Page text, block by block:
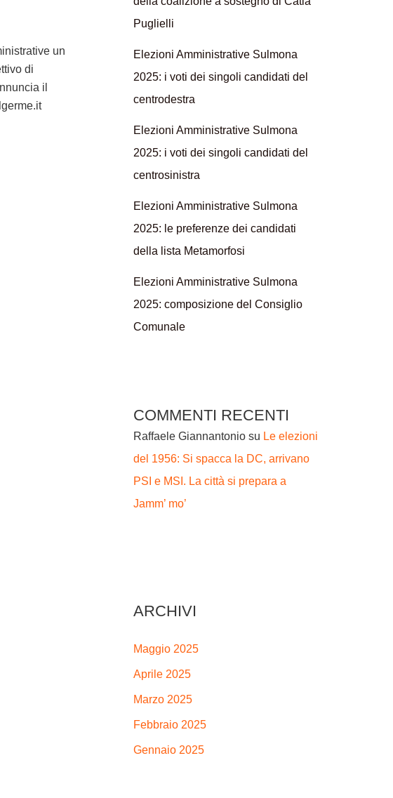
un
di
il
Puglielli
Elezioni Amministrative Sulmona
2025: i voti dei singoli candidati del
centrodestra
Elezioni Amministrative Sulmona
2025: i voti dei singoli candidati del
centrosinistra
Elezioni Amministrative Sulmona
2025: le preferenze dei candidati
della lista Metamorfosi
Elezioni Amministrative Sulmona
2025: composizione del Consiglio
Comunale
COMMENTI RECENTI
Raffaele Giannantonio su Le elezioni
del 1956: Si spacca la DC, arrivano
PSI e MSI. La città si prepara a
Jamm’ mo’
ARCHIVI
Maggio 2025
Aprile 2025
Marzo 2025
Febbraio 2025
Gennaio 2025